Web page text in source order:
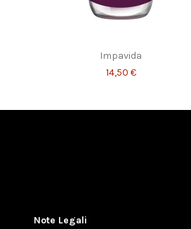
Impavida
14,50 €
Note Legali